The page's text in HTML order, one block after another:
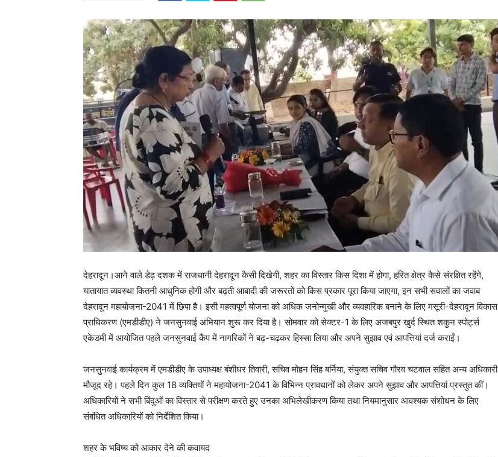
देहरादून।आने वाले डेढ़ दशक में राजधानी देहरादून कैसी दिखेगी, शहर का विस्तार किस दिशा में होगा, हरित क्षेत्र कैसे संरक्षित रहेंगे,
यातायात व्यवस्था कितनी आधुनिक होगी और बढ़ती आबादी की जरूरतों को किस प्रकार पूरा किया जाएगा, इन सभी सवालों का जवाब
देहरादून महायोजना-2041 में छिपा है। इसी महत्वपूर्ण योजना को अधिक जनोन्मुखी और व्यवहारिक बनाने के लिए मसूरी-देहरादून विकास
प्राधिकरण (एमडीडीए) ने जनसुनवाई अभियान शुरू कर दिया है। सोमवार को सेक्टर-1 के लिए अजबपुर खुर्द स्थित शकुन स्पोर्ट्स
एकेडमी में आयोजित पहले जनसुनवाई कैंप में नागरिकों ने बढ़-चढ़कर हिस्सा लिया और अपने सुझाव एवं आपत्तियां दर्ज कराईं।
जनसुनवाई कार्यक्रम में एमडीडीए के उपाध्यक्ष बंशीधर तिवारी, सचिव मोहन सिंह बर्निया, संयुक्त सचिव गौरव चटवाल सहित अन्य अधिकारी
मौजूद रहे। पहले दिन कुल 18 व्यक्तियों ने महायोजना-2041 के विभिन्न प्रावधानों को लेकर अपने सुझाव और आपत्तियां प्रस्तुत कीं।
अधिकारियों ने सभी बिंदुओं का विस्तार से परीक्षण करते हुए उनका अभिलेखीकरण किया तथा नियमानुसार आवश्यक संशोधन के लिए
संबंधित अधिकारियों को निर्देशित किया।
शहर के भविष्य को आकार देने की कवायद